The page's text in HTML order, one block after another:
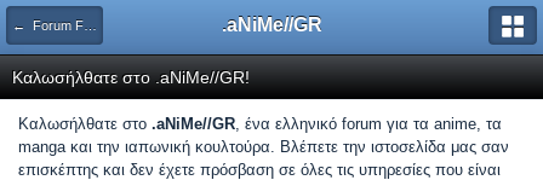
← Forum Feedback .aNiMe//GR
Καλωσήλθατε στο .aNiMe//GR!
Καλωσήλθατε στο .aNiMe//GR, ένα ελληνικό forum για τα anime, τα
manga και την ιαπωνική κουλτούρα. Βλέπετε την ιστοσελίδα μας σαν
επισκέπτης και δεν έχετε πρόσβαση σε όλες τις υπηρεσίες που είναι